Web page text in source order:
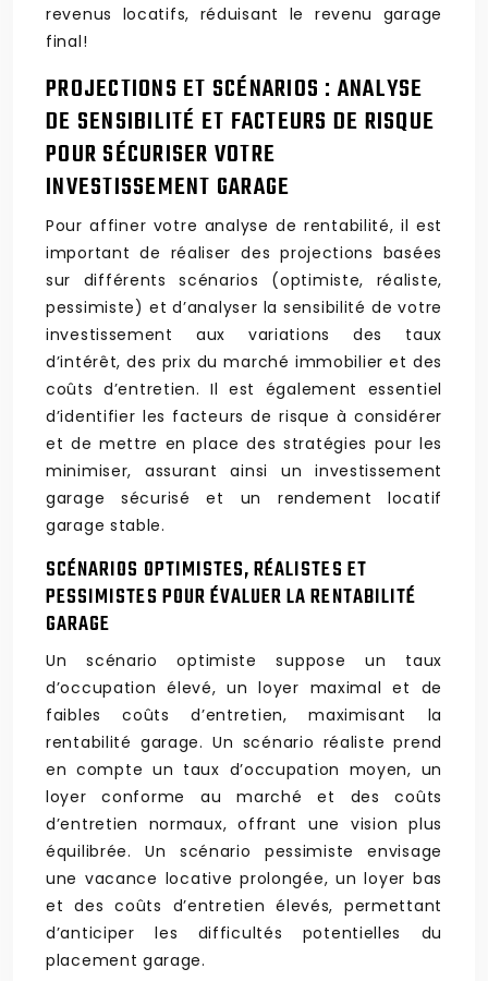
revenus locatifs, réduisant le revenu garage
final!
PROJECTIONS ET SCÉNARIOS : ANALYSE
DE SENSIBILITÉ ET FACTEURS DE RISQUE
POUR SÉCURISER VOTRE
INVESTISSEMENT GARAGE
Pour affiner votre analyse de rentabilité, il est
important de réaliser des projections basées
sur différents scénarios (optimiste, réaliste,
pessimiste) et d’analyser la sensibilité de votre
investissement aux variations des taux
d’intérêt, des prix du marché immobilier et des
coûts d’entretien. Il est également essentiel
d’identifier les facteurs de risque à considérer
et de mettre en place des stratégies pour les
minimiser, assurant ainsi un investissement
garage sécurisé et un rendement locatif
garage stable.
SCÉNARIOS OPTIMISTES, RÉALISTES ET
PESSIMISTES POUR ÉVALUER LA RENTABILITÉ
GARAGE
Un scénario optimiste suppose un taux
d’occupation élevé, un loyer maximal et de
faibles coûts d’entretien, maximisant la
rentabilité garage. Un scénario réaliste prend
en compte un taux d’occupation moyen, un
loyer conforme au marché et des coûts
d’entretien normaux, offrant une vision plus
équilibrée. Un scénario pessimiste envisage
une vacance locative prolongée, un loyer bas
et des coûts d’entretien élevés, permettant
d’anticiper les difficultés potentielles du
placement garage.